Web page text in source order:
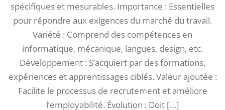
spécifiques et mesurables. Importance : Essentielles
pour répondre aux exigences du marché du travail.
Variété : Comprend des compétences en
informatique, mécanique, langues, design, etc.
Développement : S’acquiert par des formations,
expériences et apprentissages ciblés. Valeur ajoutée :
Facilite le processus de recrutement et améliore
l’employabilité. Évolution : Doit […]